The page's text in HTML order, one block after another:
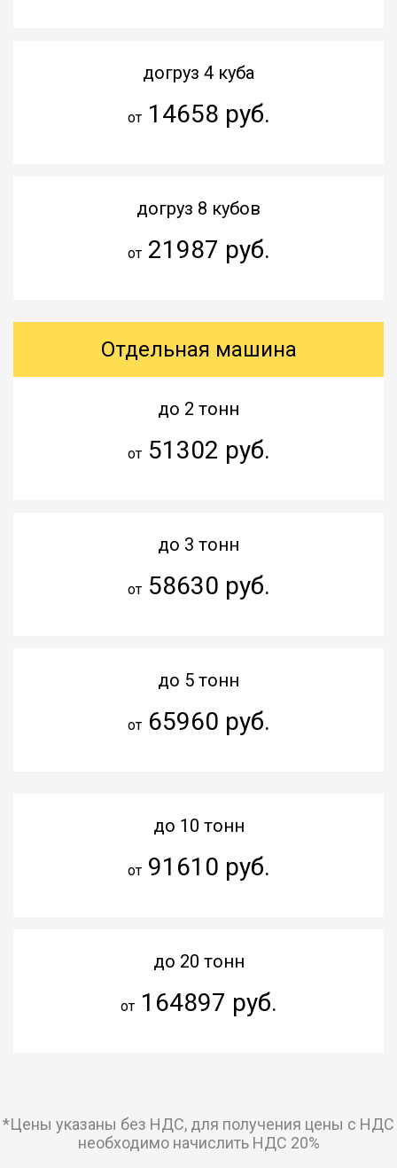
догруз 4 куба
от14658 руб.
догруз 8 кубов
от21987 руб.
Отдельная машина
до 2 тонн
от51302 руб.
до 3 тонн
от58630 руб.
до 5 тонн
от65960 руб.
до 10 тонн
от91610 руб.
до 20 тонн
от164897 руб.
*Цены указаны без НДС, для получения цены с НДС
необходимо начислить НДС 20%